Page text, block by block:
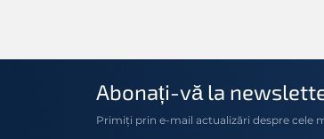
Abonați-vă la
Primiți prin e-mail actualizări despre cele